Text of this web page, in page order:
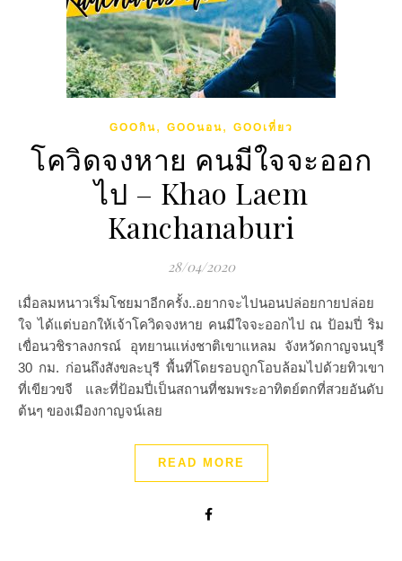
GOOกิน, GOOนอน, GOOเที่ยว
โควิดจงหาย คนมีใจจะออก
ไป – Khao Laem
Kanchanaburi
28/04/2020
เมื่อลมหนาวเริ่มโชยมาอีกครั้ง..อยากจะไปนอนปล่อยกายปล่อย
ใจ ได้แต่บอกให้เจ้าโควิดจงหาย คนมีใจจะออกไป ณ ป้อมปี่ ริม
เขื่อนวชิราลงกรณ์ อุทยานแห่งชาติเขาแหลม จังหวัดกาญจนบุรี
30 กม. ก่อนถึงสังขละบุรี พื้นที่โดยรอบถูกโอบล้อมไปด้วยทิวเขา
ที่เขียวขจี และที่ป้อมปี่เป็นสถานที่ชมพระอาทิตย์ตกที่สวยอันดับ
ต้นๆ ของเมืองกาญจน์เลย
READ MORE